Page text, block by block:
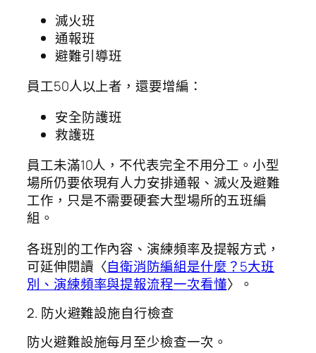
滅火班
通報班
避難引導班
員工50人以上者，還要增編：
安全防護班
救護班
員工未滿10人，不代表完全不用分工。小型
場所仍要依現有人力安排通報、滅火及避難
工作，只是不需要硬套大型場所的五班編
組。
各班別的工作內容、演練頻率及提報方式，
可延伸閱讀〈自衛消防編組是什麼？5大班
別、演練頻率與提報流程一次看懂〉。
2. 防火避難設施自行檢查
防火避難設施每月至少檢查一次。